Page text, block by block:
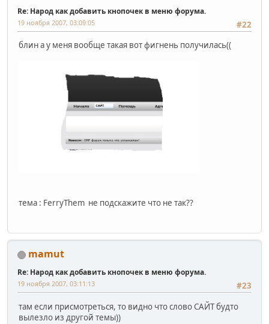
Re: Народ как добавить кнопочек в меню форума.
#22
19 ноября 2007, 03:09:05
блин а у меня вообще такая вот фигнень получилась((
тема : FerryThem не подскажите что не так??
mamut
Re: Народ как добавить кнопочек в меню форума.
#23
19 ноября 2007, 03:11:13
там если присмотреться, то видно что слово САЙТ будто
вылезло из другой темы))